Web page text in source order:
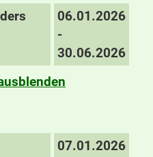
06.01.2026
-
30.06.2026
07.01.2026